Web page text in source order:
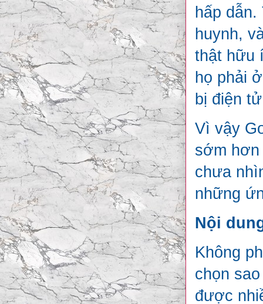
hấp
huynh,
thật hữu
họ phải
bị điện
Vì vậy
sớm
chưa
những
Nội
Không
chọn
được